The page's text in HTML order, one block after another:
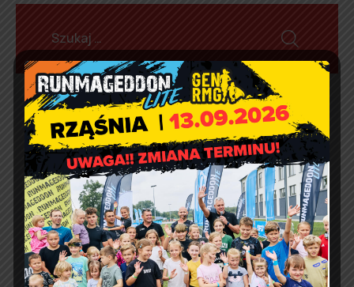
Aktualności
Marcin Kazuba Comment off
Sportowy weekend z Czarnymi
Rząśnia
Agnieszka Wiśniewska Comment off